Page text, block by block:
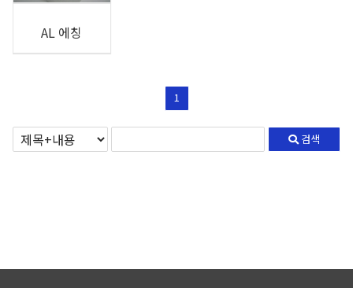
AL 에칭
1
검색